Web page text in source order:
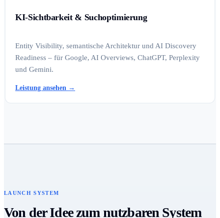
KI-Sichtbarkeit & Suchoptimierung
Entity Visibility, semantische Architektur und AI Discovery
Readiness – für Google, AI Overviews, ChatGPT, Perplexity
und Gemini.
Leistung ansehen →
LAUNCH SYSTEM
Von der Idee zum nutzbaren System